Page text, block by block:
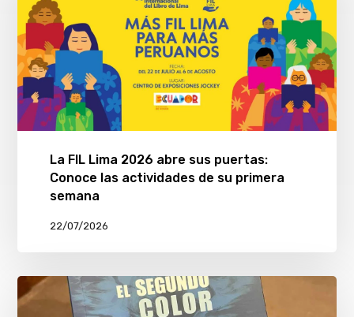
La FIL Lima 2026 abre sus puertas:
Conoce las actividades de su primera
semana
22/07/2026